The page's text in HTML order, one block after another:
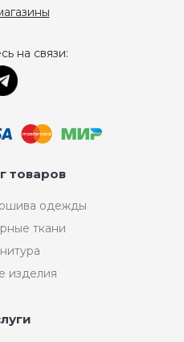
на связи:
товаров
одежды
ткани
изделия